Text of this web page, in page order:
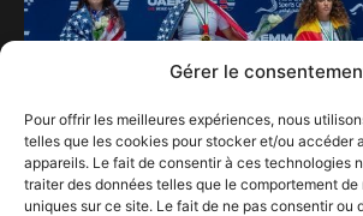
Gérer le
Pour offrir les meilleures expériences, nous
telles que les cookies pour stocker et/ou accéder
appareils. Le fait de consentir à ces technologies
traiter des données telles que le comportement de
uniques sur ce site. Le fait de ne pas consentir ou